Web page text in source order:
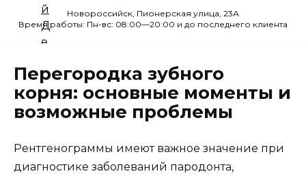
Новороссийск, Пионерская улица, 23А
Время работы: Пн-вс: 08:00—20:00 и до последнего клиента
Перегородка зубного
корня: основные моменты и
возможные проблемы
Рентгенограммы имеют важное значение при
диагностике заболеваний пародонта,